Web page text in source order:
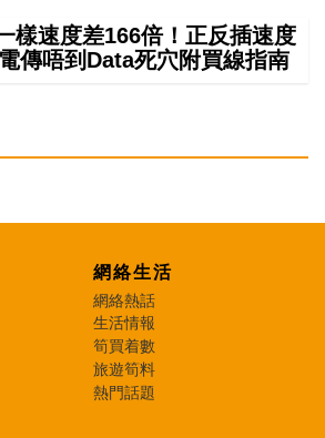
樣速度差166倍！正反插速度
傳唔到Data死穴附買線指南
網絡生活
網絡熱話
生活情報
筍買着數
旅遊筍料
熱門話題